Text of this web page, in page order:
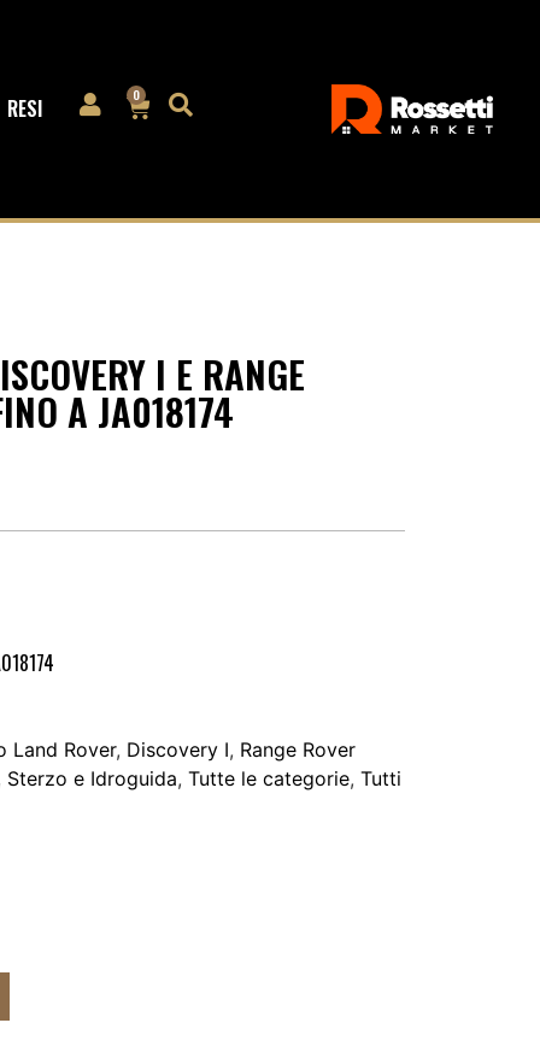
RESI 0
I E RANGE
A JA018174
Land Rover, Discovery I, Range Rover
Sterzo e Idroguida, Tutte le categorie, Tutti